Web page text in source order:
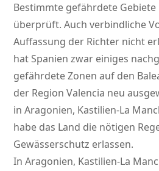
Bestimmte gefährdete
überprüft. Auch verbindliche
Auffassung der Richter nicht
hat Spanien zwar einiges
gefährdete Zonen auf den
der Region Valencia neu
in Aragonien, Kastilien-La
habe das Land die nötigen
Gewässerschutz erlassen.
In Aragonien, Kastilien-La